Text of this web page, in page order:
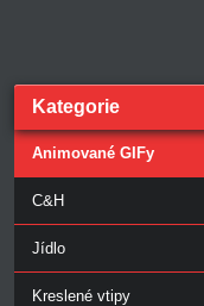
Kategorie
Animované GIFy
C&H
Jídlo
Kreslené vtipy